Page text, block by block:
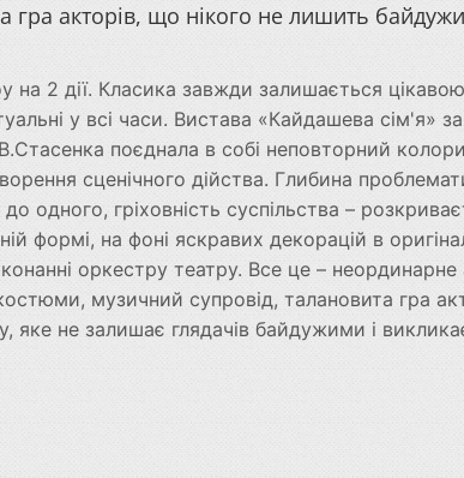
гра акторів, що нікого не лишить
на 2 дії. Класика завжди залишається
у всі часи. Вистава «Кайдашева сім'я»
поєднала в собі неповторний
сценічного дійства. Глибина
одного, гріховність суспільства –
формі, на фоні яскравих декорацій в
оркестру театру. Все це – неординарне
костюми, музичний супровід, талановита гра
яке не залишає глядачів байдужими і